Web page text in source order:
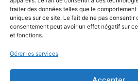
traiter des données telles que le
uniques sur ce site. Le fait de ne pas consentir
consentement peut avoir un effet négatif sur
et fonctions.
Gérer les services
Inscrivez-vous à notre newsletter pour
dernières nouveautés : nos services en
produits…